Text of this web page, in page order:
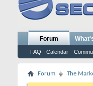
Forum
FAQ Calendar
Forum The